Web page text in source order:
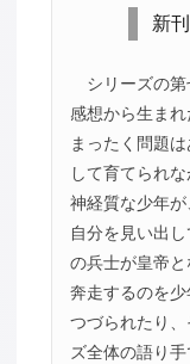
新
シリーズの
感想から生ま
まったく問題
して育てられ
神経質な少年
自分を見い出
の兵士が皇帝
奔走するのを
つづられたり
ズ全体の語り